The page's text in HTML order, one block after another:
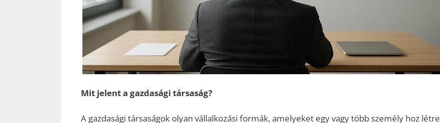
Mit jelent a gazdasági társaság?
A gazdasági társaságok olyan vállalkozási formák, amelyeket egy vagy több személy hoz létre